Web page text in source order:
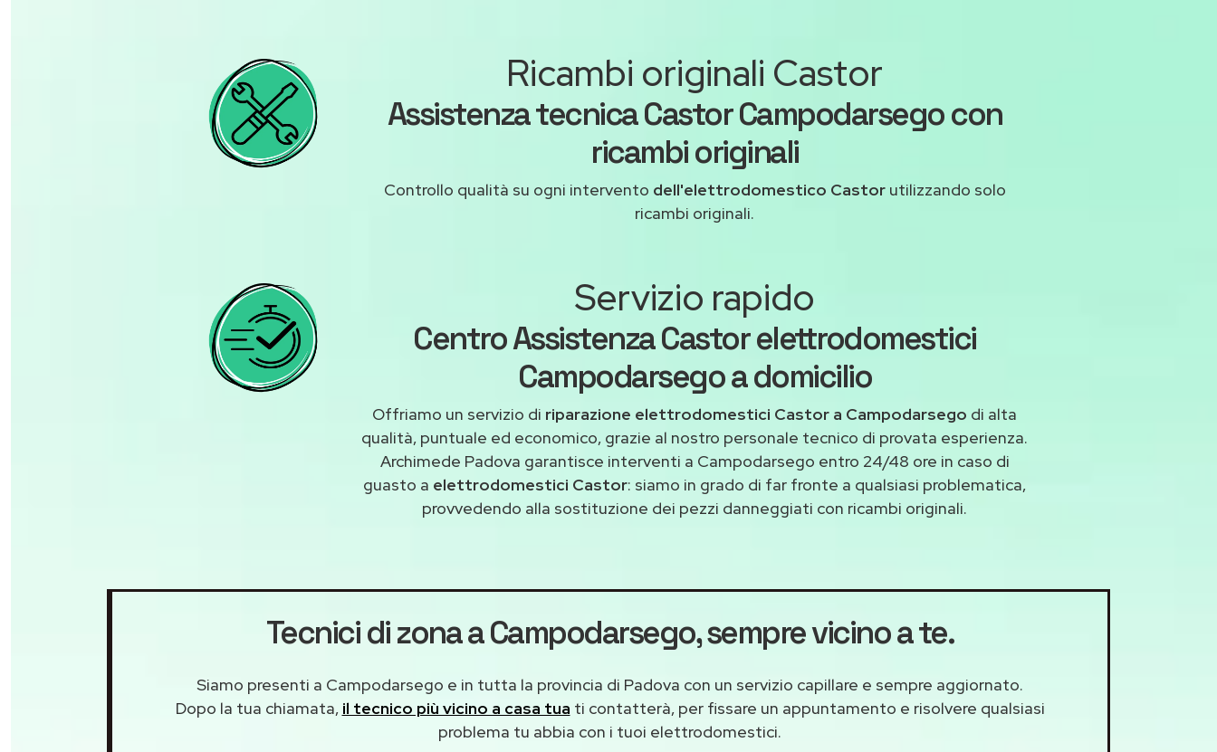
Ricambi originali Castor
Assistenza tecnica Castor Campodarsego con
ricambi originali
Controllo qualità su ogni intervento dell'elettrodomestico Castorutilizzando solo
ricambi originali.
Servizio rapido
Centro Assistenza Castor elettrodomestici
Campodarsego a domicilio
Offriamo un servizio di riparazione elettrodomestici Castor a Campodarsego di alta
qualità, puntuale ed economico, grazie al nostro personale tecnico di provata esperienza.
Archimede Padova garantisce interventi a Campodarsego entro 24/48 ore in caso di
guasto a elettrodomestici Castor: siamo in grado di far fronte a qualsiasi problematica,
provvedendo alla sostituzione dei pezzi danneggiati con ricambi originali.
Tecnici di zona a Campodarsego, sempre vicino a te.
Siamo presenti a Campodarsego e in tutta la provincia di Padova con un servizio capillare e sempre aggiornato.
Dopo la tua chiamata, il tecnico più vicino a casa tua ti contatterà, per fissare un appuntamento e risolvere qualsiasi
problema tu abbia con i tuoi elettrodomestici.